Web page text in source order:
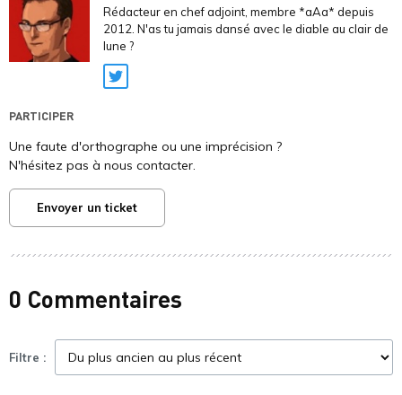
Rédacteur en chef adjoint, membre *aAa* depuis
2012. N'as tu jamais dansé avec le diable au clair de
lune ?
Twitter
PARTICIPER
Une faute d'orthographe ou une imprécision ?
N'hésitez pas à nous contacter.
Envoyer un ticket
0 Commentaires
Filtre :